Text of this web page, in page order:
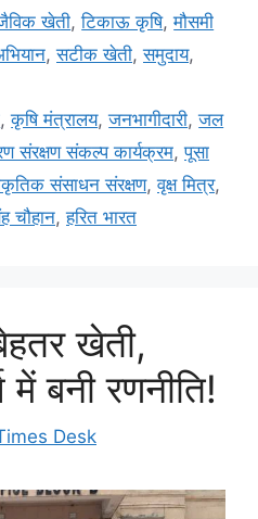
खेती,टिकाऊ कृषि,मौसमी
,सटीक खेती,समुदाय,
,कृषि मंत्रालय,जनभागीदारी,जल
संरक्षण संकल्प कार्यक्रम,पूसा
संसाधन संरक्षण,वृक्ष मित्र,
चौहान,हरित भारत
खेती,
में बनी रणनीति!
Desk